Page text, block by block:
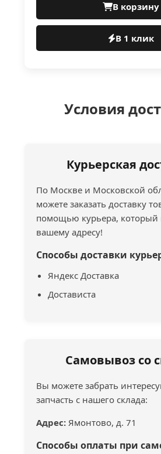
В корзину
В 1 клик
Условия
Курьерская
По Москве и Московской
можете заказать доставку
помощью курьера, который
вашему адресу!
Способы доставки
Яндекс Доставка
Достависта
Самовывоз со
Вы можете забрать
запчасть с нашего склада:
Адрес: Ямонтово, д. 71
Способы оплаты при